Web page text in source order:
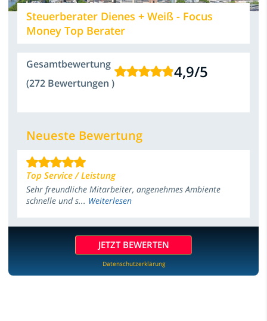
Steuerberater Dienes + Weiß - Focus
Money Top Berater
Gesamtbewertung
(272 Bewertungen )
4,9/5
Neueste Bewertung
Top Service / Leistung
Sehr freundliche Mitarbeiter, angenehmes Ambiente
schnelle und s... Weiterlesen
JETZT BEWERTEN
Datenschutzerklärung